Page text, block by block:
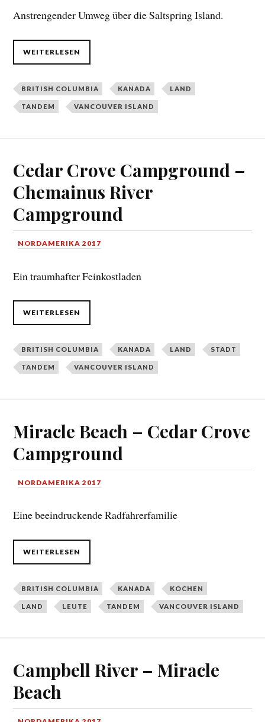
Anstrengender Umweg über die Saltspring Island.
WEITERLESEN
BRITISH COLUMBIA KANADA LAND
TANDEM VANCOUVER ISLAND
Cedar Crove Campground –
Chemainus River
Campground
NORDAMERIKA 2017
Ein traumhafter Feinkostladen
WEITERLESEN
BRITISH COLUMBIA KANADA LAND STADT
TANDEM VANCOUVER ISLAND
Miracle Beach – Cedar Crove
Campground
NORDAMERIKA 2017
Eine beeindruckende Radfahrerfamilie
WEITERLESEN
BRITISH COLUMBIA KANADA KOCHEN
LAND LEUTE TANDEM VANCOUVER ISLAND
Campbell River – Miracle
Beach